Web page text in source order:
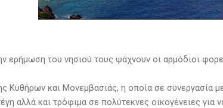
ερήμωση του νησιού τους ψάχνουν οι αρμόδιοι
και Μονεμβασιάς, η οποία σε συνεργασία
αλλά και τρόφιμα σε πολύτεκνες οικογένειες για